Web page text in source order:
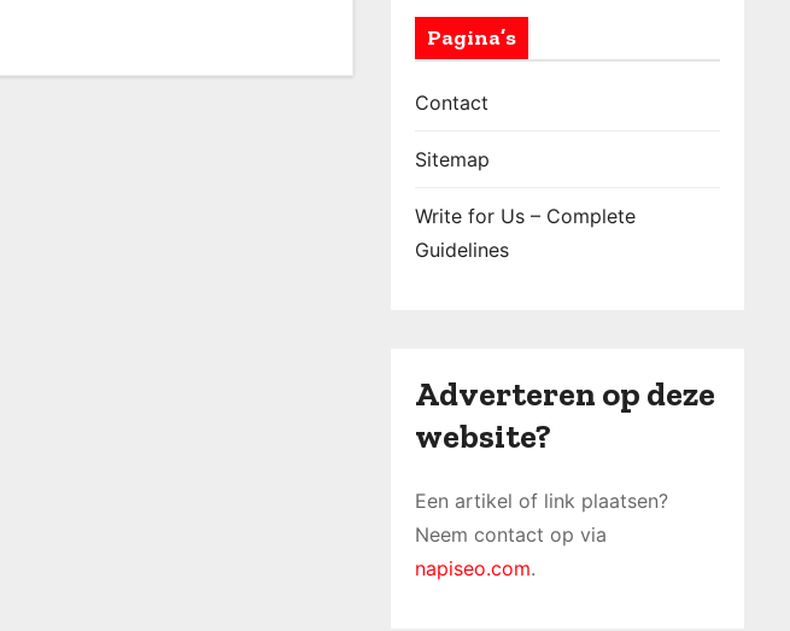
Pagina’s
Contact
Sitemap
Write for Us – Complete
Guidelines
Adverteren op deze
website?
Een artikel of link plaatsen?
Neem contact op via
napiseo.com.